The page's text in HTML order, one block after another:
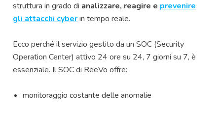
struttura in grado di analizzare, reagire e prevenire
gli attacchi cyberin tempo reale.
Ecco perché il servizio gestito da un SOC (Security
Operation Center) attivo 24 ore su 24, 7 giorni su 7, è
essenziale. Il SOC di ReeVo offre:
monitoraggio costante delle anomalie